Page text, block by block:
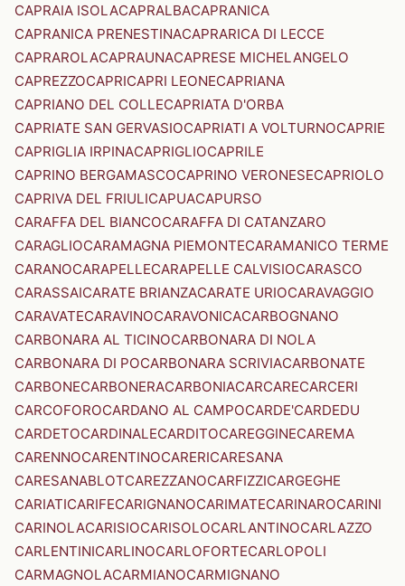
CAPRAIA ISOLACAPRALBACAPRANICA
CAPRANICA PRENESTINACAPRARICA DI LECCE
CAPRAROLACAPRAUNACAPRESE MICHELANGELO
CAPREZZOCAPRICAPRI LEONECAPRIANA
CAPRIANO DEL COLLECAPRIATA D'ORBA
CAPRIATE SAN GERVASIOCAPRIATI A VOLTURNOCAPRIE
CAPRIGLIA IRPINACAPRIGLIOCAPRILE
CAPRINO BERGAMASCOCAPRINO VERONESECAPRIOLO
CAPRIVA DEL FRIULICAPUACAPURSO
CARAFFA DEL BIANCOCARAFFA DI CATANZARO
CARAGLIOCARAMAGNA PIEMONTECARAMANICO TERME
CARANOCARAPELLECARAPELLE CALVISIOCARASCO
CARASSAICARATE BRIANZACARATE URIOCARAVAGGIO
CARAVATECARAVINOCARAVONICACARBOGNANO
CARBONARA AL TICINOCARBONARA DI NOLA
CARBONARA DI POCARBONARA SCRIVIACARBONATE
CARBONECARBONERACARBONIACARCARECARCERI
CARCOFOROCARDANO AL CAMPOCARDE'CARDEDU
CARDETOCARDINALECARDITOCAREGGINECAREMA
CARENNOCARENTINOCARERICARESANA
CARESANABLOTCAREZZANOCARFIZZICARGEGHE
CARIATICARIFECARIGNANOCARIMATECARINAROCARINI
CARINOLACARISIOCARISOLOCARLANTINOCARLAZZO
CARLENTINICARLINOCARLOFORTECARLOPOLI
CARMAGNOLACARMIANOCARMIGNANO